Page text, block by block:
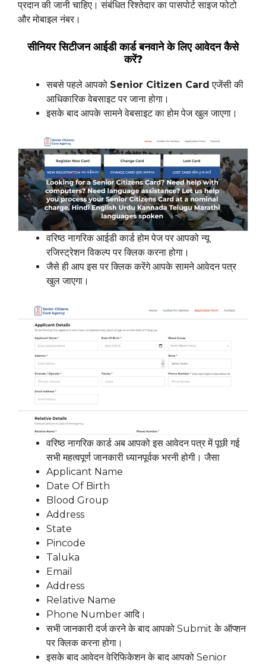
प्रदान की जानी चाहिए। संबंधित रिश्तेदार का पासपोर्ट साइज फोटो
और मोबाइल नंबर।
सीनियर सिटीजन आईडी कार्ड बनवाने के लिए आवेदन कैसे
करें?
सबसे पहले आपको Senior Citizen Card एजेंसी की
आधिकारिक वेबसाइट पर जाना होगा।
इसके बाद आपके सामने वेबसाइट का होम पेज खुल जाएगा।
वरिष्ठ नागरिक आईडी कार्ड होम पेज पर आपको न्यू
रजिस्ट्रेशन विकल्प पर क्लिक करना होगा।
जैसे ही आप इस पर क्लिक करेंगे आपके सामने आवेदन पत्र
खुल जाएगा।
वरिष्ठ नागरिक कार्ड अब आपको इस आवेदन पत्र में पूछी गई
सभी महत्वपूर्ण जानकारी ध्यानपूर्वक भरनी होगी। जैसा
Applicant Name
Date Of Birth
Blood Group
Address
State
Pincode
Taluka
Email
Address
Relative Name
Phone Number आदि।
सभी जानकारी दर्ज करने के बाद आपको Submit के ऑप्शन
पर क्लिक करना होगा।
इसके बाद आवेदन वेरिफिकेशन के बाद आपको Senior